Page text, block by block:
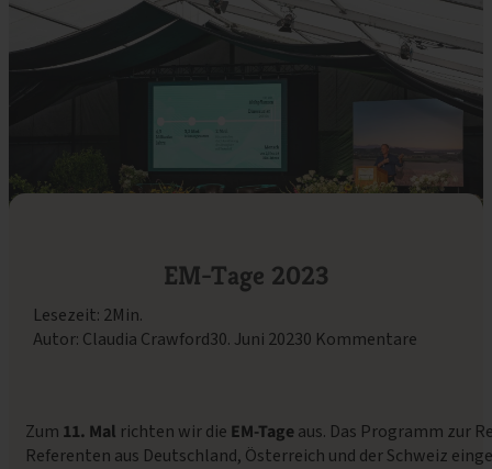
EM-Tage 2023
Lesezeit: 2Min.
Autor: Claudia Crawford30. Juni 20230 Kommentare
Zum 11. Mal richten wir die EM-Tageaus. Das Programm zur
Referenten aus Deutschland, Österreich und der Schweiz